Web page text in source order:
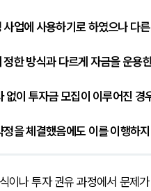
사업에 사용하기로 하였으나 다
정한 방식과 다르게 자금을 운용
없이 투자금 모집이 이루어진 경
정을 체결했음에도 이를 이행하
이나 투자 권유 과정에서 문제